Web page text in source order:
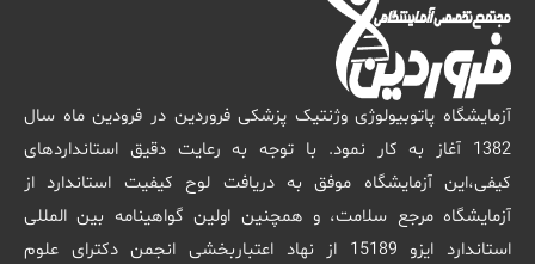
آزمایشگاه پاتوبیولوژی وژنتیک پزشکی فروردین در فرودین ماه سال
1382 آغاز به کار نمود. با توجه به رعایت دقیق استانداردهای
کیفی،این آزمایشگاه موفق به دریافت لوح کیفیت استاندارد از
آزمایشگاه مرجع سلامت، و همچنین اولین گواهینامه بین المللی
استاندارد ایزو 15189 از نهاد اعتباربخشی انجمن دکترای علوم